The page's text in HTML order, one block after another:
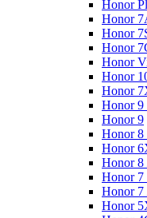
Honor
Honor
Honor
Honor
Honor
Honor
Honor
Honor 9
Honor 9
Honor 8
Honor
Honor 8
Honor 7
Honor 7
Honor